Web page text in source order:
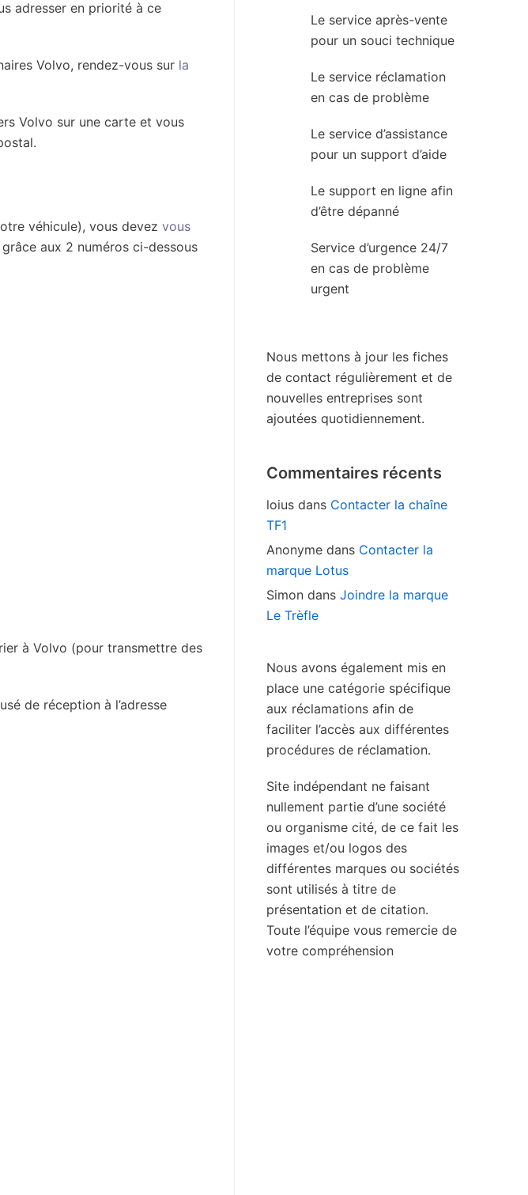
adresser en priorité à ce
Volvo, rendez-vous sur la
Volvo sur une carte et vous
véhicule), vous devez vous
aux 2 numéros ci-dessous
à Volvo (pour transmettre des
de réception à l’adresse
Le service après-vente
pour un souci technique
Le service réclamation
en cas de problème
Le service d’assistance
pour un support d’aide
Le support en ligne afin
d’être dépanné
Service d’urgence 24/7
en cas de problème
urgent
Nous mettons à jour les fiches
de contact régulièrement et de
nouvelles entreprises sont
ajoutées quotidiennement.
Commentaires récents
loius dans Contacter la chaîne
TF1
Anonyme dans Contacter la
marque Lotus
Simon dans Joindre la marque
Le Trèfle
Nous avons également mis en
place une catégorie spécifique
aux réclamations afin de
faciliter l’accès aux différentes
procédures de réclamation.
Site indépendant ne faisant
nullement partie d’une société
ou organisme cité, de ce fait les
images et/ou logos des
différentes marques ou sociétés
sont utilisés à titre de
présentation et de citation.
Toute l’équipe vous remercie de
votre compréhension